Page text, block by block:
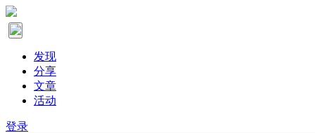
发现
分享
文章
活动
登录